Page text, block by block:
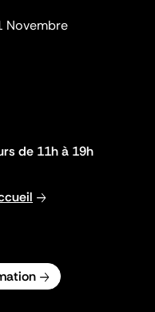
Novembre
de 11h à 19h